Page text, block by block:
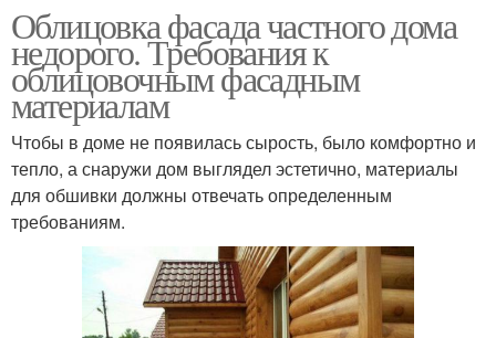
Облицовка фасада частного дома
недорого. Требования к
облицовочным фасадным
материалам
Чтобы в доме не появилась сырость, было комфортно и
тепло, а снаружи дом выглядел эстетично, материалы
для обшивки должны отвечать определенным
требованиям.